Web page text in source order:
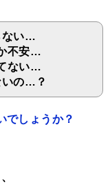
ない…
不安…
ない…
いの…？
でしょうか？